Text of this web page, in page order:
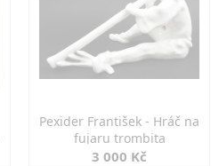
Pexider František - Hráč na
fujaru trombita
3 000 Kč